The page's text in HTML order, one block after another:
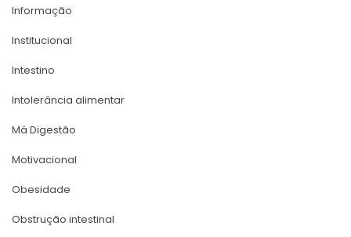
Informação
Institucional
Intestino
Intolerância alimentar
Má Digestão
Motivacional
Obesidade
Obstrução intestinal